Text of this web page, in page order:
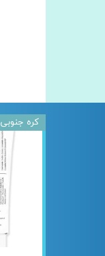
کره جنوبی